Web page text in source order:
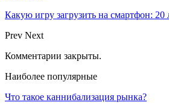
Какую игру загрузить на смартфон:
Prev Next
Комментарии закрыты.
Наиболее популярные
Что такое каннибализация рынка?